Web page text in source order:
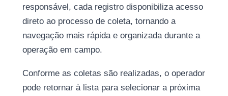
responsável, cada registro disponibiliza acesso
direto ao processo de coleta, tornando a
navegação mais rápida e organizada durante a
operação em campo.
Conforme as coletas são realizadas, o operador
pode retornar à lista para selecionar a próxima